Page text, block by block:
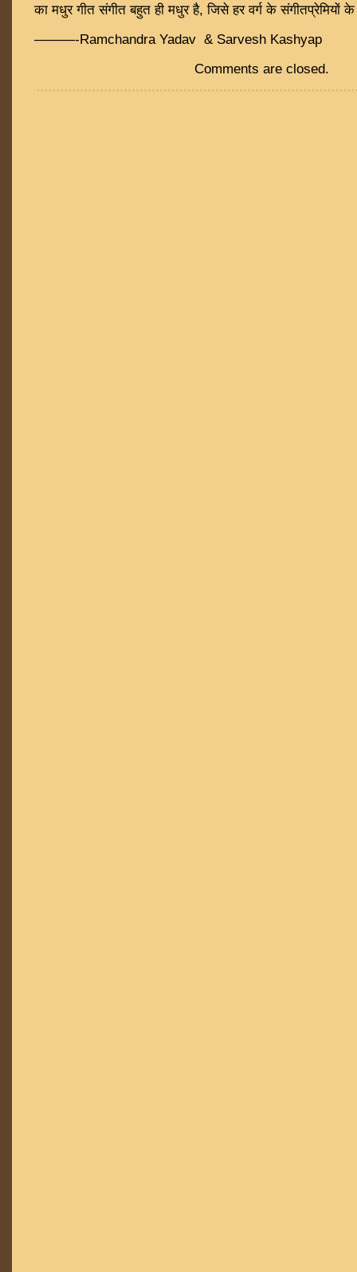
का मधुर गीत संगीत बहुत ही मधुर है, जिसे हर वर्ग के संगीतप्रेमियों के
———-Ramchandra Yadav & Sarvesh Kashyap
Comments are closed.